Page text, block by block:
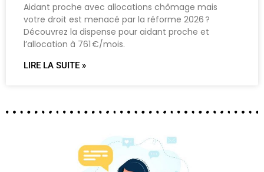
Aidant proche avec allocations chômage mais
votre droit est menacé par la réforme 2026 ?
Découvrez la dispense pour aidant proche et
l’allocation à 761 €/mois.
LIRE LA SUITE »